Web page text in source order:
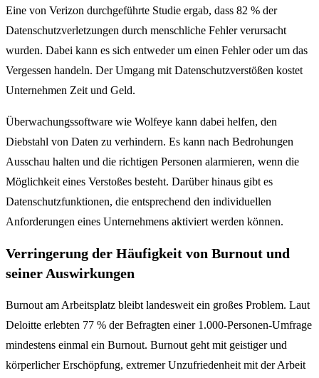
Eine von Verizon durchgeführte Studie ergab, dass 82 % der
Datenschutzverletzungen durch menschliche Fehler verursacht
wurden. Dabei kann es sich entweder um einen Fehler oder um das
Vergessen handeln. Der Umgang mit Datenschutzverstößen kostet
Unternehmen Zeit und Geld.
Überwachungssoftware wie Wolfeye kann dabei helfen, den
Diebstahl von Daten zu verhindern. Es kann nach Bedrohungen
Ausschau halten und die richtigen Personen alarmieren, wenn die
Möglichkeit eines Verstoßes besteht. Darüber hinaus gibt es
Datenschutzfunktionen, die entsprechend den individuellen
Anforderungen eines Unternehmens aktiviert werden können.
Verringerung der Häufigkeit von Burnout und
seiner Auswirkungen
Burnout am Arbeitsplatz bleibt landesweit ein großes Problem. Laut
Deloitte erlebten 77 % der Befragten einer 1.000-Personen-Umfrage
mindestens einmal ein Burnout. Burnout geht mit geistiger und
körperlicher Erschöpfung, extremer Unzufriedenheit mit der Arbeit